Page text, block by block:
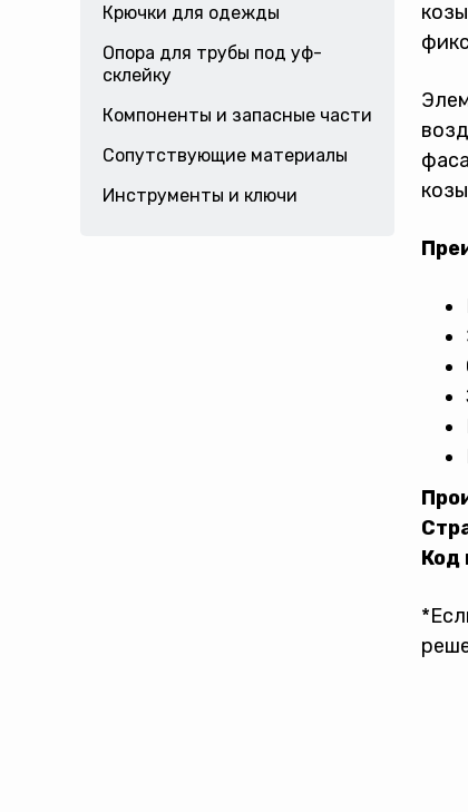
Крючки для одежды
Опора для трубы под уф-
склейку
Компоненты и запасные части
Сопутствующие материалы
Инструменты и ключи
Код